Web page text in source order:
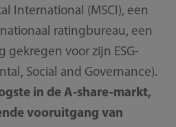
International (MSCI), een
ratingbureau, een
gekregen voor zijn ESG-
Social and Governance).
in de A-share-markt,
vooruitgang van